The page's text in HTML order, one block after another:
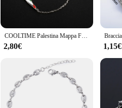
enough to complement any style.
statement but also a practical
their durability and timeless appeal,
COOLTIME Palestina Mappa Fascino Braccialetti da donna Acciaio inossidabile regolabile Doppio strato da uomo Geografia Bracciale gioielli all'ingrosso
2,80€ 1,15€